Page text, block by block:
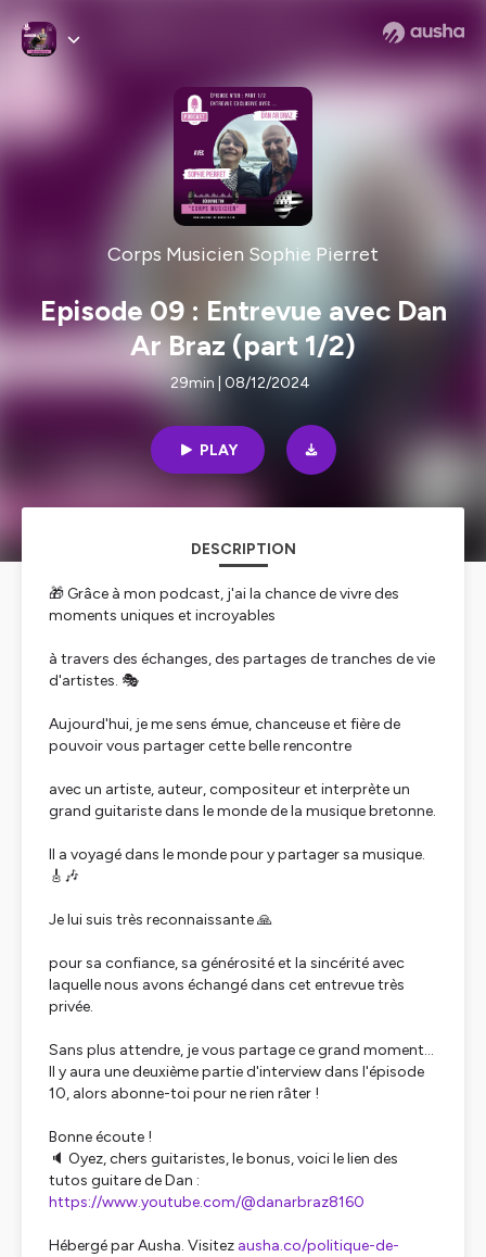
Corps Musicien Sophie Pierret
Episode 09 : Entrevue avec Dan
Ar Braz (part 1/2)
29min | 08/12/2024
PLAY
DESCRIPTION
🎁 Grâce à mon podcast, j'ai la chance de vivre des
moments uniques et incroyables
à travers des échanges, des partages de tranches de vie
d'artistes. 🎭
Aujourd'hui, je me sens émue, chanceuse et fière de
pouvoir vous partager cette belle rencontre
avec un artiste, auteur, compositeur et interprète un
grand guitariste dans le monde de la musique bretonne.
Il a voyagé dans le monde pour y partager sa musique.
🎸🎶
Je lui suis très reconnaissante 🙏
pour sa confiance, sa générosité et la sincérité avec
laquelle nous avons échangé dans cet entrevue très
privée.
Sans plus attendre, je vous partage ce grand moment...
Il y aura une deuxième partie d'interview dans l'épisode
10, alors abonne-toi pour ne rien râter !
Bonne écoute !
🔈 Oyez, chers guitaristes, le bonus, voici le lien des
tutos guitare de Dan :
https://www.youtube.com/@danarbraz8160
Hébergé par Ausha. Visitez ausha.co/politique-de-